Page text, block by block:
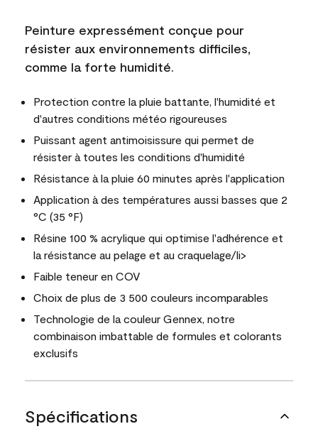
Peinture expressément conçue pour
résister aux environnements difficiles,
comme la forte humidité.
Protection contre la pluie battante, l'humidité et
d'autres conditions météo rigoureuses
Puissant agent antimoisissure qui permet de
résister à toutes les conditions d'humidité
Résistance à la pluie 60 minutes après l'application
Application à des températures aussi basses que 2
°C (35 °F)
Résine 100 % acrylique qui optimise l'adhérence et
la résistance au pelage et au craquelage/li>
Faible teneur en COV
Choix de plus de 3 500 couleurs incomparables
Technologie de la couleur Gennex, notre
combinaison imbattable de formules et colorants
exclusifs
Spécifications